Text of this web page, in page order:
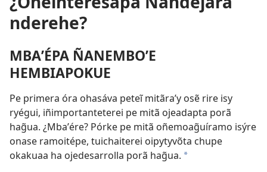
nderehe?
MBAʼÉPA ÑANEMBOʼE
HEMBIAPOKUE
Pe primera óra ohasáva peteĩ mitãraʼy osẽ rire isy
ryégui, iñimportanteterei pe mitã ojeadapta porã
hag̃ua. ¿Mbaʼére? Pórke pe mitã oñemoag̃uíramo isýre
onase ramoitépe, tuichaiterei oipytyvõta chupe
okakuaa ha ojedesarrolla porã hag̃ua. a